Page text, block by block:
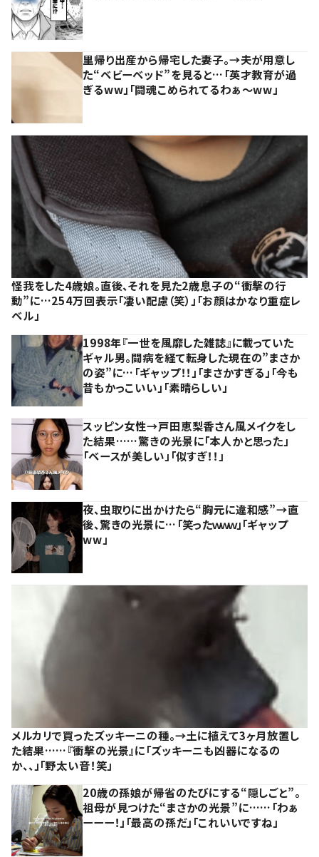
里帰り出産から帰宅した妻子。→夫が用意し
た“ベビーベッド”を見ると…「英才教育が過
ぎるww」「闘魂こめられてるわぁ～ww」
怪我をした4歳娘。直後、それを見た2歳息子の“衝撃の行
動”に…254万回表示「凄い配慮（笑）」「お顔はかなり重症レ
ベル」
1998年『一世を風靡した雑誌』に載っていた
ギャル男。闘病を経て転身した現在の”まさか
の姿”に…「ギャップ！！」「まさかすぎる」「今も
昔もかっこいい」「素晴らしい」
スッピン女性→戸田恵梨香さん風メイクをし
た結果……驚きの光景に「本人かと思った」
「ベースが美しい」「似すぎ！！」
夜、虫取りに出かけたら“胸元に違和感”→直
後、驚きの光景に…「笑ったｗｗｗ」「ギャップ
ww」
メルカリで買ったズッキーニの種。→土に植えて3ヶ月放置し
た結果……『衝撃の光景』に「ズッキーニも凶器になるの
か、、」「野太い音！笑」
20歳の孫娘が帰省のたびにする“隠しごと”。
祖母が見つけた“まさかの光景”に……「わぁ
ーーー！」「最高の孫だ」「これいいですね」